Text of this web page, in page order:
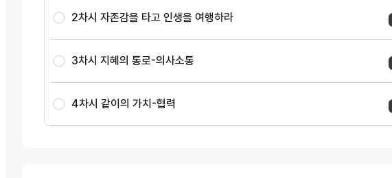
2차시 자존감을 타고 인생을 여행하라
3차시 지혜의 통로-의사소통
4차시 같이의 가치-협력